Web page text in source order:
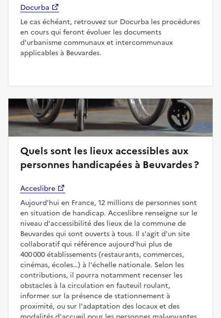
Docurba
Le cas échéant, retrouvez sur Docurba les procédures
en cours qui feront évoluer les documents
d'urbanisme communaux et intercommunaux
applicables à Beuvardes.
Quels sont les lieux accessibles aux
personnes handicapées à Beuvardes ?
Acceslibre
Aujourd'hui en France, 12 millions de personnes sont
en situation de handicap. Acceslibre renseigne sur le
niveau d'accessibilité des lieux de la commune de
Beuvardes qui sont ouverts à tous. Il s'agit d'un site
collaboratif qui référence aujourd'hui plus de
400 000 établissements (restaurants, commerces,
cinémas, écoles…) à l'échelle nationale. Selon les
contributions, il pourra notamment recenser les
obstacles à la circulation en fauteuil roulant,
informer sur la présence de stationnement à
proximité, ou sur l'adaptation des locaux et des